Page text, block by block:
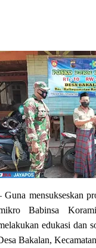
Guna mensukseskan
Babinsa
edukasi dan
Bakalan,